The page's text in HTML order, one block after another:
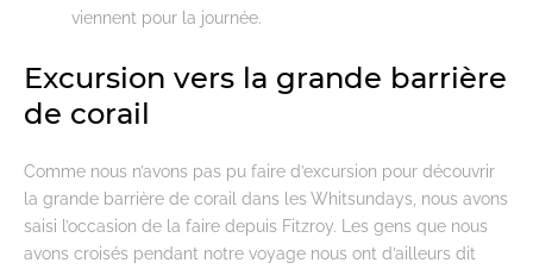
viennent pour la journée.
Excursion vers la grande barrière
de corail
Comme nous n’avons pas pu faire d’excursion pour découvrir
la grande barrière de corail dans les Whitsundays, nous avons
saisi l’occasion de la faire depuis Fitzroy. Les gens que nous
avons croisés pendant notre voyage nous ont d’ailleurs dit